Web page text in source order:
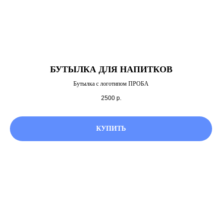
БУТЫЛКА ДЛЯ НАПИТКОВ
Бутылка c логотипом ПРОБА
2500 р.
КУПИТЬ